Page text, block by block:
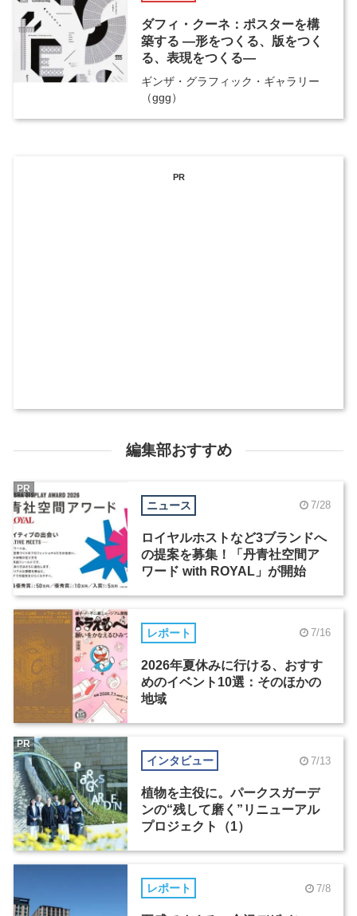
ダフィ・クーネ：ポスターを構
築する ―形をつくる、版をつく
る、表現をつくる―
ギンザ・グラフィック・ギャラリー
（ggg）
PR
編集部おすすめ
ニュース 7/28
ロイヤルホストなど3ブランドへ
の提案を募集！「丹青社空間ア
ワード with ROYAL」が開始
PR
レポート 7/16
2026年夏休みに行ける、おすす
めのイベント10選：そのほかの
地域
インタビュー 7/13
植物を主役に。パークスガーデ
ンの“残して磨く”リニューアル
プロジェクト（1）
PR
レポート 7/8